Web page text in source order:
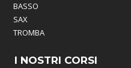
BASSO
SAX
TROMBA
I NOSTRI CORSI